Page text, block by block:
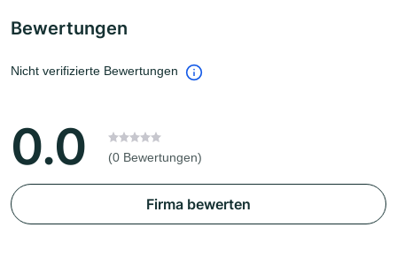
Bewertungen
Nicht verifizierte Bewertungen
0.0 (0 Bewertungen)
Firma bewerten